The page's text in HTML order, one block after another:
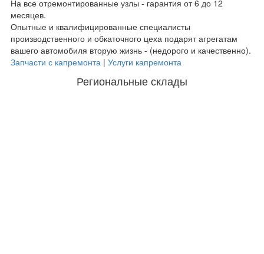
На все отремонтированные узлы - гарантия от 6 до 12
месяцев.
Опытные и квалифицированные специалисты
производственного и обкаточного цеха подарят агрегатам
вашего автомобиля вторую жизнь - (недорого и качественно).
Запчасти с капремонта | Услуги капремонта
Региональные склады